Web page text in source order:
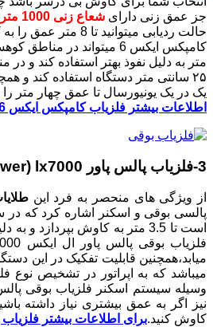
جز عمق زنی دارای شعاع زنی 1000 متری
حالت ردیابی میتوانید
متر به دلیل نفوذ بهتر استفاده کند و
۲۵ سانتی متر دستگاه استفاده کند و
یک در یک یونیورسال تا عمق چهار متر را
اطلاعات بیشتر فلزیاب کامپکس ایکس 6 کلیک کنید
3-فلزیاب پالس پاور pulse power) lx7000 ) :
از ویژگی های منحصر به فرد این
پالسی بوقی و اسکنر اشاره کرد که در
است تا 3.5 متر به کاوش بپردازد و
میابد،همچنین قابلیت تفکیک در این
میباشد که به اپراتور در تشخیص نوع
نیز اگر به عمق بیشتری نیاز داشته
کاوش کنید.برای اطلاعات بیشتر فلزیاب